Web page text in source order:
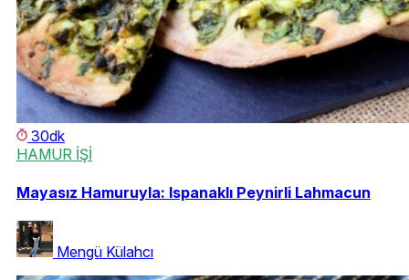
30dk
HAMUR İŞİ
Mayasız Hamuruyla: Ispanaklı Peynirli Lahmacun
Mengü Külahcı